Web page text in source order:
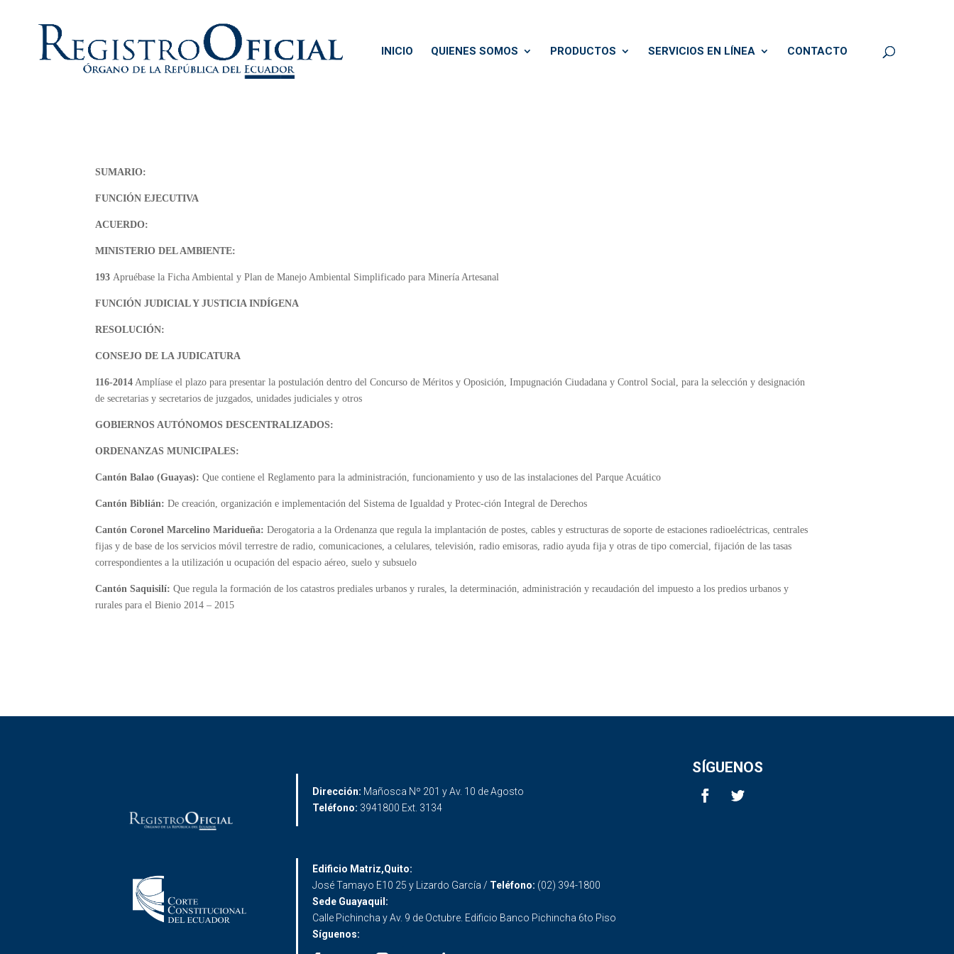
INICIO QUIENES SOMOS PRODUCTOS SERVICIOS EN LÍNEA CONTACTO
SUMARIO:
FUNCIÓN EJECUTIVA
ACUERDO:
MINISTERIO DEL AMBIENTE:
193Apruébase la Ficha Ambiental y Plan de Manejo Ambiental Simplificado para Minería Artesanal
FUNCIÓN JUDICIAL Y JUSTICIA INDÍGENA
RESOLUCIÓN:
CONSEJO DE LA JUDICATURA
116-2014 Amplíase el plazo para presentar la postulación dentro del Concurso de Méritos y Oposición, Impugnación Ciudadana y Control Social, para la selección y designación
de secretarias y secretarios de juzgados, unidades judiciales y otros
GOBIERNOS AUTÓNOMOS DESCENTRALIZADOS:
ORDENANZAS MUNICIPALES:
Cantón Balao (Guayas):Que contiene el Reglamento para la administración, funcionamiento y uso de las instalaciones del Parque Acuático
Cantón Biblián:De creación, organización e implementación del Sistema de Igualdad y Protec-ción Integral de Derechos
Cantón Coronel Marcelino Maridueña:Derogatoria a la Ordenanza que regula la implantación de postes, cables y estructuras de soporte de estaciones radioeléctricas, centrales
fijas y de base de los servicios móvil terrestre de radio, comunicaciones, a celulares, televisión, radio emisoras, radio ayuda fija y otras de tipo comercial, fijación de las tasas
correspondientes a la utilización u ocupación del espacio aéreo, suelo y subsuelo
Cantón Saquisilí:Que regula la formación de los catastros prediales urbanos y rurales, la determinación, administración y recaudación del impuesto a los predios urbanos y
rurales para el Bienio 2014 – 2015
Dirección: Mañosca Nº 201 y Av. 10 de Agosto
Teléfono: 3941800 Ext. 3134
SÍGUENOS
Edificio Matriz,Quito:
José Tamayo E10 25 y Lizardo García / Teléfono: (02) 394-1800
Sede Guayaquil:
Calle Pichincha y Av. 9 de Octubre. Edificio Banco Pichincha 6to Piso
Síguenos: